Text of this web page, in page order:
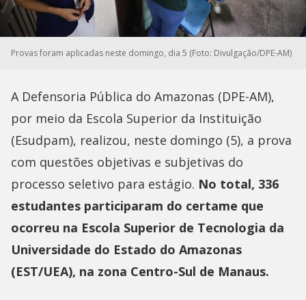
Provas foram aplicadas neste domingo, dia 5 (Foto: Divulgação/DPE-AM)
A Defensoria Pública do Amazonas (DPE-AM),
por meio da Escola Superior da Instituição
(Esudpam), realizou, neste domingo (5), a prova
com questões objetivas e subjetivas do
processo seletivo para estágio. No total, 336
estudantes participaram do certame que
ocorreu na Escola Superior de Tecnologia da
Universidade do Estado do Amazonas
(EST/UEA), na zona Centro-Sul de Manaus.